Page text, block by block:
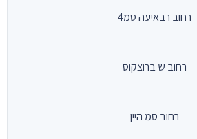
רחוב רבאיעה סמ4
רחוב ש ברוצקוס
רחוב סמ היין